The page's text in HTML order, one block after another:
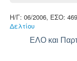
Η/Γ: 06/2006, ΕΣΟ:
Δελτίου
ΕΛΟ και